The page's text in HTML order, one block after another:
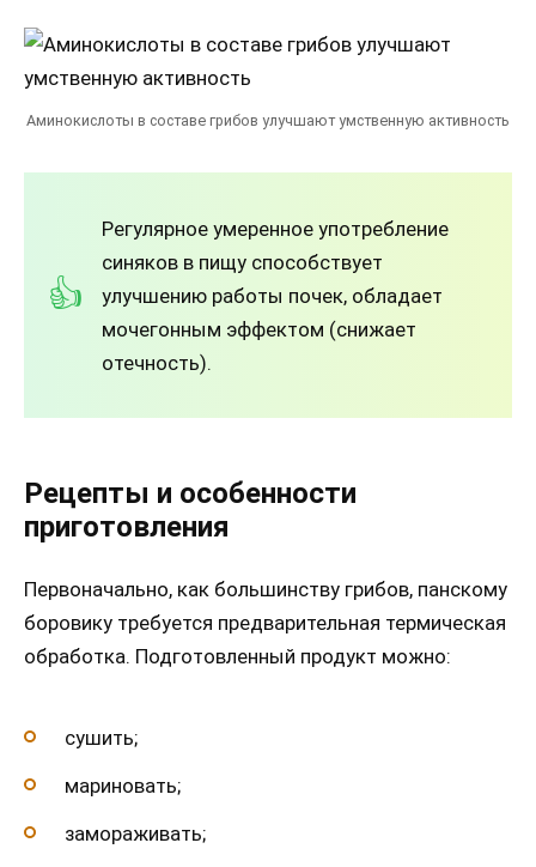
Аминокислоты в составе грибов улучшают умственную активность
Регулярное умеренное употребление
синяков в пищу способствует
улучшению работы почек, обладает
мочегонным эффектом (снижает
отечность).
Рецепты и особенности
приготовления
Первоначально, как большинству грибов, панскому
боровику требуется предварительная термическая
обработка. Подготовленный продукт можно:
сушить;
мариновать;
замораживать;